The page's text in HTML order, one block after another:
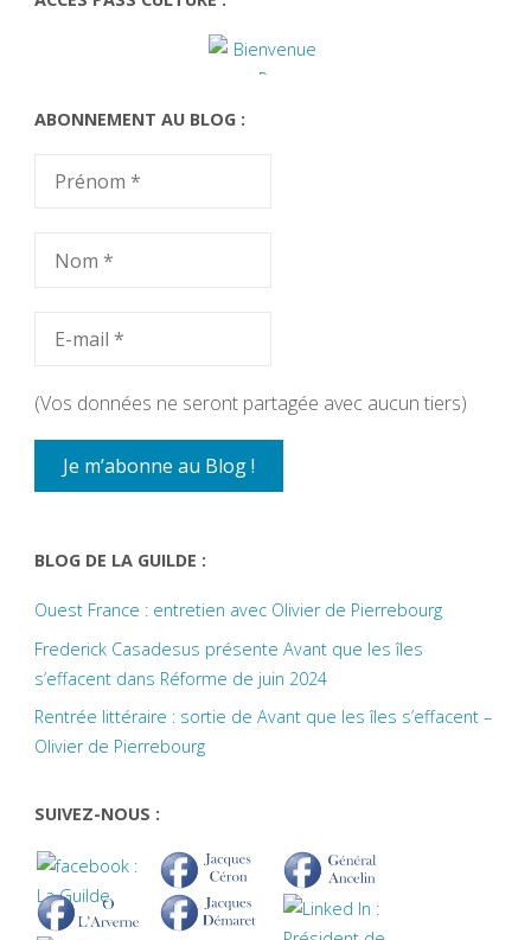
ABONNEMENT AU BLOG :
(Vos données ne seront partagée avec aucun tiers)
BLOG DE LA GUILDE :
Ouest France : entretien avec Olivier de Pierrebourg
Frederick Casadesus présente Avant que les îles
s’effacent dans Réforme de juin 2024
Rentrée littéraire : sortie de Avant que les îles s’effacent –
Olivier de Pierrebourg
SUIVEZ-NOUS :